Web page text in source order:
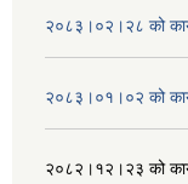
२०८३।०२।२८ को
२०८३।०१।०२ को
२०८२।१२।२३ को